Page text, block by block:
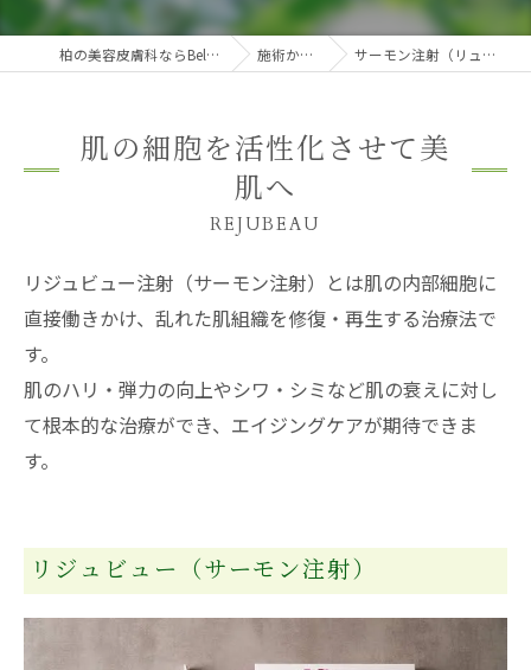
柏の美容皮膚科ならBellis skin clinic 施術から探す サーモン注射（リュジュビュー）
肌の細胞を活性化させて美
肌へ
REJUBEAU
リジュビュー注射（サーモン注射）とは肌の内部細胞に
直接働きかけ、乱れた肌組織を修復・再生する治療法で
す。
肌のハリ・弾力の向上やシワ・シミなど肌の衰えに対し
て根本的な治療ができ、エイジングケアが期待できま
す。
リジュビュー（サーモン注射）